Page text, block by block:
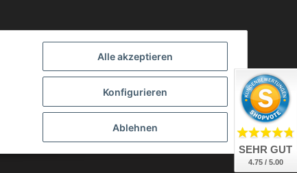
Alle akzeptieren
Konfigurieren
Ablehnen
SEHR GUT
4.75 / 5.00